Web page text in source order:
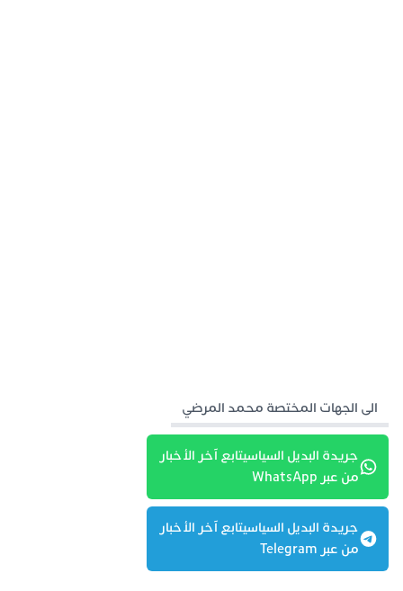
الى الجهات المختصة محمد المرضي
جريدة البديل السياسيتابع آخر الأخبار
من عبر WhatsApp
جريدة البديل السياسيتابع آخر الأخبار
من عبر Telegram